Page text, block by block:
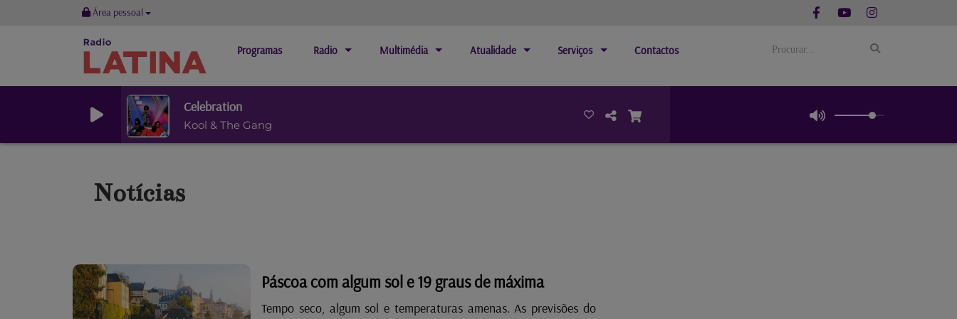
Área pessoal
Programas Radio Multimédia Atualidade Serviços Contactos
Celebration
Kool & The Gang
Notícias
Páscoa com algum sol e 19 graus de máxima
Tempo seco, algum sol e temperaturas amenas. As previsões do